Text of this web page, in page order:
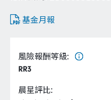
客戶服務
基金月報
風險報酬等級:
RR3
晨星評比: